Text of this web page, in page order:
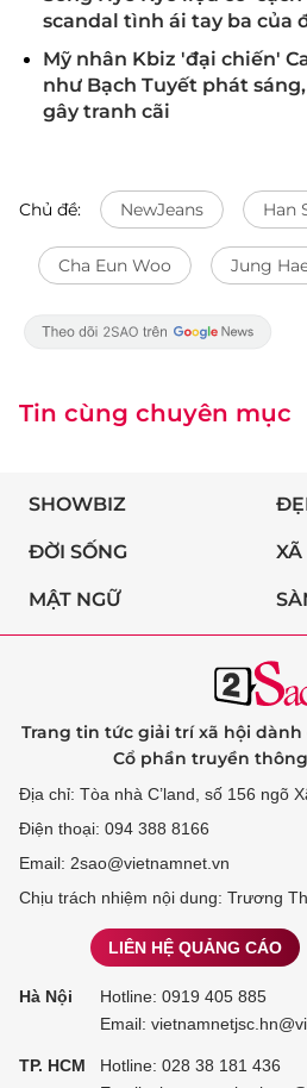
scandal tình ái tay ba của
Mỹ nhân Kbiz 'đại chiến'
như Bạch Tuyết phát
gây tranh cãi
Chủ đề: NewJeans Han
Cha Eun Woo Jung
Tin cùng chuyên mục
SHOWBIZ
ĐỜI SỐNG XÃ
MẬT NGỮ
Trang tin tức giải trí xã hội
Cổ phần truyền
Địa chỉ: Tòa nhà C’land, số 156 ngõ
Điện thoại: 094 388 8166
Email: 2sao@vietnamnet.vn
Chịu trách nhiệm nội dung: Trương
LIÊN HỆ QUẢNG CÁO
Hà Nội Hotline: 0919 405 885
Email:
TP. HCM Hotline: 028 38 181 436